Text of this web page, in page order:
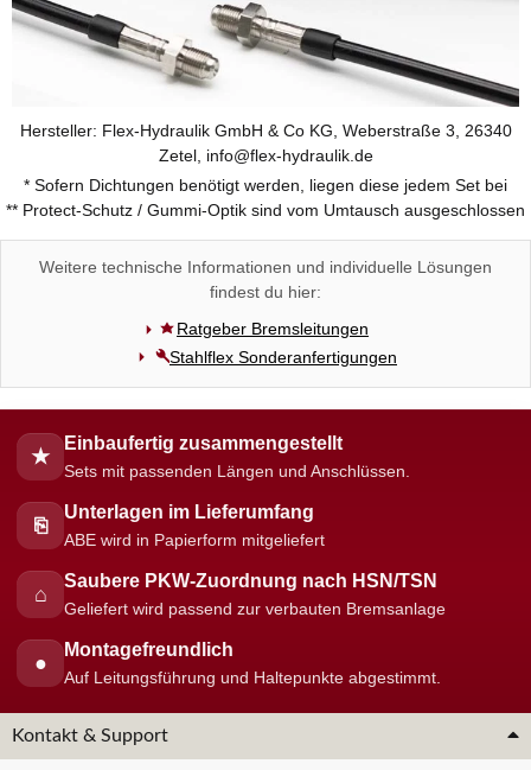
Hersteller: Flex-Hydraulik GmbH & Co KG, Weberstraße 3, 26340
Zetel, info@flex-hydraulik.de
* Sofern Dichtungen benötigt werden, liegen diese jedem Set bei
** Protect-Schutz / Gummi-Optik sind vom Umtausch ausgeschlossen
Weitere technische Informationen und individuelle Lösungen
findest du hier:
Ratgeber Bremsleitungen
Stahlflex Sonderanfertigungen
★
Einbaufertig zusammengestellt
Sets mit passenden Längen und Anschlüssen.
⎘
Unterlagen im Lieferumfang
ABE wird in Papierform mitgeliefert
⌂
Saubere PKW-Zuordnung nach HSN/TSN
Geliefert wird passend zur verbauten Bremsanlage
●
Montagefreundlich
Auf Leitungsführung und Haltepunkte abgestimmt.
Kontakt & Support